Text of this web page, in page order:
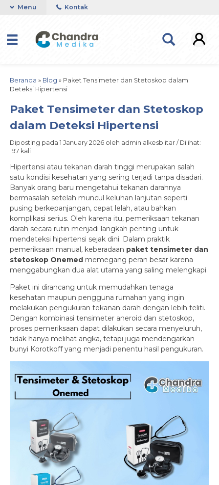
Menu Kontak
Beranda » Blog » Paket Tensimeter dan Stetoskop dalam
Deteksi Hipertensi
Paket Tensimeter dan Stetoskop
dalam Deteksi Hipertensi
Diposting pada 1 January 2026 oleh admin alkesblitar / Dilihat:
197 kali
Hipertensi atau tekanan darah tinggi merupakan salah
satu kondisi kesehatan yang sering terjadi tanpa disadari.
Banyak orang baru mengetahui tekanan darahnya
bermasalah setelah muncul keluhan lanjutan seperti
pusing berkepanjangan, cepat lelah, atau bahkan
komplikasi serius. Oleh karena itu, pemeriksaan tekanan
darah secara rutin menjadi langkah penting untuk
mendeteksi hipertensi sejak dini. Dalam praktik
pemeriksaan manual, keberadaan paket tensimeter dan
stetoskop Onemed memegang peran besar karena
menggabungkan dua alat utama yang saling melengkapi.
Paket ini dirancang untuk memudahkan tenaga
kesehatan maupun pengguna rumahan yang ingin
melakukan pengukuran tekanan darah dengan lebih teliti.
Dengan kombinasi tensimeter aneroid dan stetoskop,
proses pemeriksaan dapat dilakukan secara menyeluruh,
tidak hanya melihat angka, tetapi juga mendengarkan
bunyi Korotkoff yang menjadi penentu hasil pengukuran.